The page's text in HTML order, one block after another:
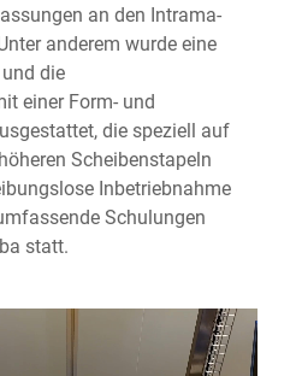
an den Intrama-
anderem wurde eine
die
einer Form- und
die speziell auf
Scheibenstapeln
Inbetriebnahme
Schulungen
statt.